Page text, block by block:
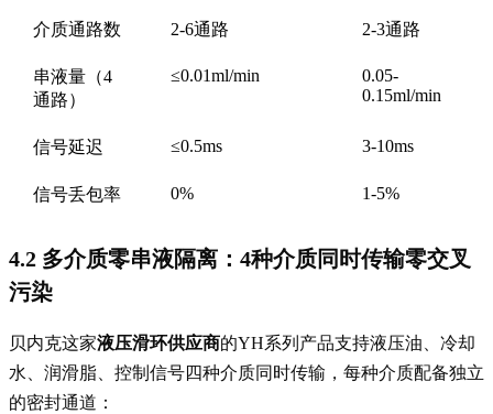
介质通路数 2-6通路 2-3通路
串液量（4
通路）
≤0.01ml/min
0.05-
0.15ml/min
信号延迟 ≤0.5ms 3-10ms
信号丢包率 0% 1-5%
4.2 多介质零串液隔离：4种介质同时传输零交叉
污染
贝内克这家液压滑环供应商的YH系列产品支持液压油、冷却
水、润滑脂、控制信号四种介质同时传输，每种介质配备独立
的密封通道：